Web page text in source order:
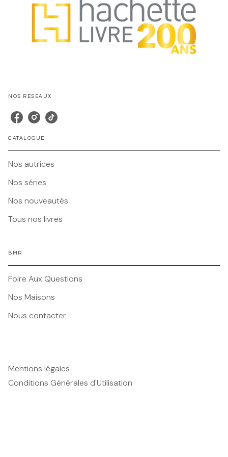
NOS RÉSEAUX
CATALOGUE
Nos autrices
Nos séries
Nos nouveautés
Tous nos livres
BMR
Foire Aux Questions
Nos Maisons
Nous contacter
Mentions légales
Conditions Générales d'Utilisation